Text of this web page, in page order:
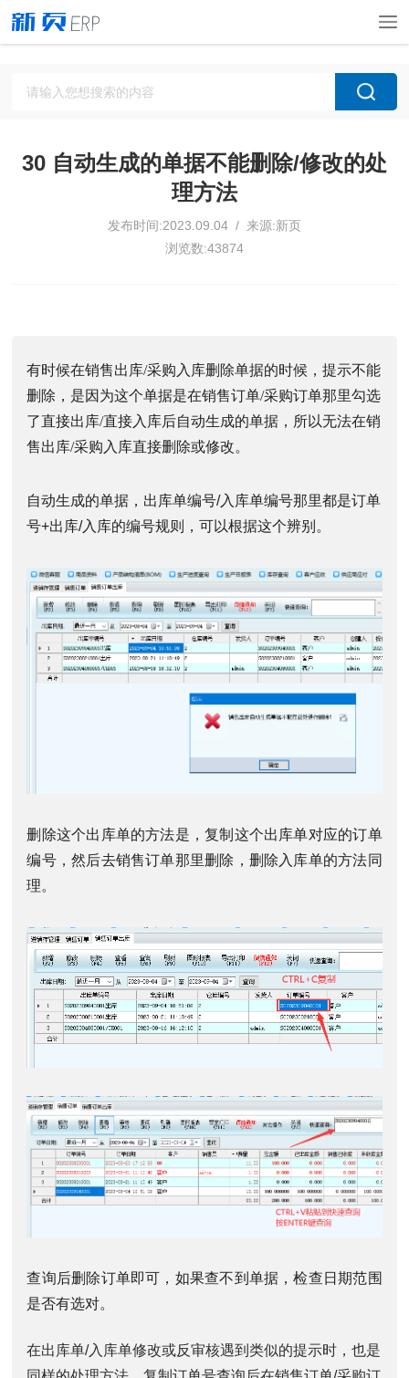
30 自动生成的单据不能删除/修改的处
理方法
发布时间:2023.09.04 / 来源:新页
浏览数:43874
有时候在销售出库/采购入库删除单据的时候，提示不能
删除，是因为这个单据是在销售订单/采购订单那里勾选
了直接出库/直接入库后自动生成的单据，所以无法在销
售出库/采购入库直接删除或修改。
自动生成的单据，出库单编号/入库单编号那里都是订单
号+出库/入库的编号规则，可以根据这个辨别。
删除这个出库单的方法是，复制这个出库单对应的订单
编号，然后去销售订单那里删除，删除入库单的方法同
理。
查询后删除订单即可，如果查不到单据，检查日期范围
是否有选对。
在出库单/入库单修改或反审核遇到类似的提示时，也是